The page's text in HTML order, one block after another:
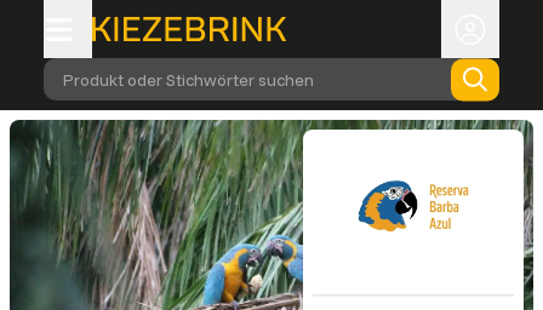
Produkt oder Stichwörter suchen